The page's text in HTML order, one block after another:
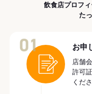
飲食店プロフ
た
お申
店舗
許可
くだ